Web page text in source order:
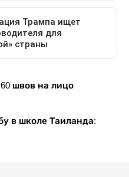
швов на лицо
в школе Таиланда: